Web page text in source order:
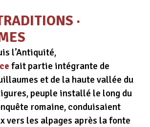
·
l’Antiquité,
fait partie intégrante de
et de la haute vallée du
peuple installé le long du
romaine, conduisaient
vers les alpages après la fonte